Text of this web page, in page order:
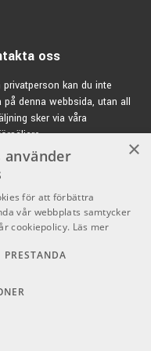
banbrytande lösningar
lösningar som
använder strikta
för kvalitetskontroll
svarar upp på dina
du kan lita på!
oss
privatperson kan du inte
på denna webbsida, utan all
sker via våra
info@emnordic.se
×
använder
för att förbättra
vår webbplats samtycker
cookiepolicy. Läs mer
PRESTANDA